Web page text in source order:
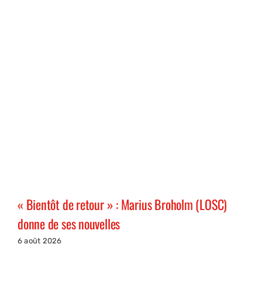
« Bientôt de retour » : Marius Broholm (LOSC)
donne de ses nouvelles
6 août 2026